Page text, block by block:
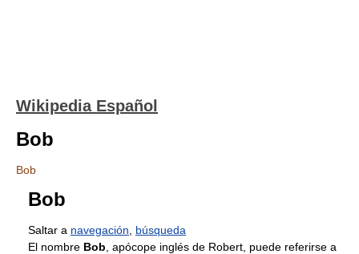
Wikipedia Español
Bob
Bob
Bob
Saltar a navegación
búsqueda
El nombre Bob , apócope inglés de Robert, puede referirse a